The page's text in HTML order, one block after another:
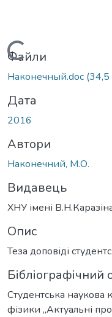
Вантажиться...
Файли
Наконечный.doc (34,5
Дата
2016
Автори
Наконечний, М.О.
Видавець
ХНУ імені
Опис
Теза доповіді
Бібліографічний
Студентська наукова
фізики „Актуальні